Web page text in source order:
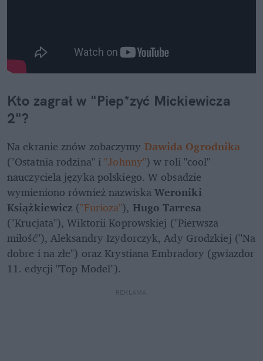
Kto zagrał w "Piep*zyć Mickiewicza
2"?
Na ekranie znów zobaczymy Dawida Ogrodnika
("Ostatnia rodzina" i "Johnny") w roli "cool"
nauczyciela języka polskiego. W obsadzie
wymieniono również nazwiska Weroniki
Książkiewicz ("Furioza"), Hugo Tarresa
("Krucjata"), Wiktorii Koprowskiej ("Pierwsza
miłość"), Aleksandry Izydorczyk, Ady Grodzkiej ("Na
dobre i na złe") oraz Krystiana Embradory (gwiazdor
11. edycji "Top Model").
REKLAMA